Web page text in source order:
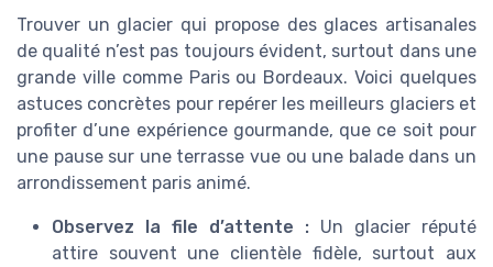
Trouver un glacier qui propose des glaces artisanales
de qualité n’est pas toujours évident, surtout dans une
grande ville comme Paris ou Bordeaux. Voici quelques
astuces concrètes pour repérer les meilleurs glaciers et
profiter d’une expérience gourmande, que ce soit pour
une pause sur une terrasse vue ou une balade dans un
arrondissement paris animé.
Observez la file d’attente : Un glacier réputé
attire souvent une clientèle fidèle, surtout aux